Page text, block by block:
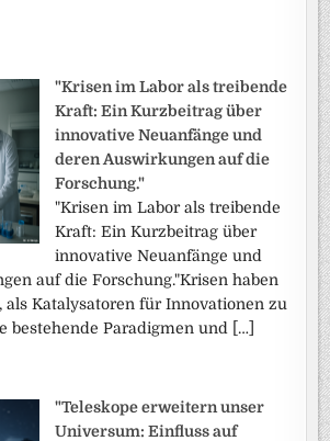
"Krisen im Labor als treibende
Kraft: Ein Kurzbeitrag über
innovative Neuanfänge und
deren Auswirkungen auf die
Forschung."
"Krisen im Labor als treibende
Kraft: Ein Kurzbeitrag über
innovative Neuanfänge und
auf die Forschung."Krisen haben
als Katalysatoren für Innovationen zu
bestehende Paradigmen und […]
"Teleskope erweitern unser
Universum: Einfluss auf